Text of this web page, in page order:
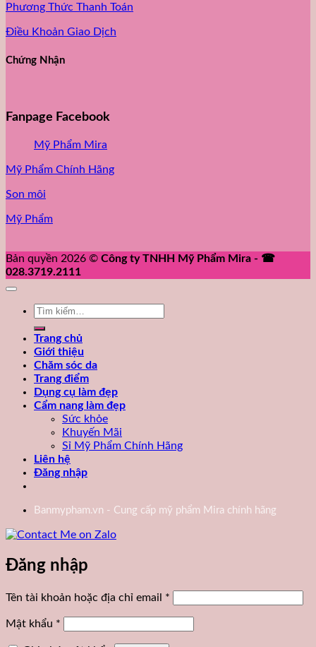
Phương Thức Thanh Toán
Điều Khoản Giao Dịch
Chứng Nhận
Fanpage Facebook
Mỹ Phẩm Mira
Mỹ Phẩm Chính Hãng
Son môi
Mỹ Phẩm
Bản quyền 2026 © Công ty TNHH Mỹ Phẩm Mira - ☎
028.3719.2111
Tìm
Trang chủ
Giới thiệu
Chăm sóc da
Trang điểm
Dụng cụ làm đẹp
Cẩm nang làm đẹp
Sức khỏe
Khuyến Mãi
Sỉ Mỹ Phẩm Chính Hãng
Liên hệ
Đăng nhập
Banmypham.vn - Cung cấp mỹ phẩm Mira chính hãng
Đăng nhập
Tên tài khoản hoặc địa chỉ email *
Mật khẩu *